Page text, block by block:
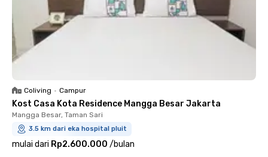
Coliving • Campur
Kost Casa Kota Residence Mangga Besar Jakarta
Mangga Besar, Taman Sari
3.5 km dari eka hospital pluit
mulai dari Rp2.600.000 /bulan